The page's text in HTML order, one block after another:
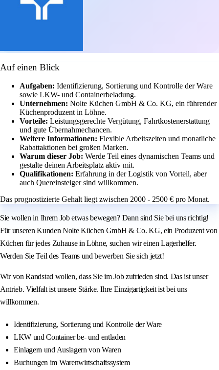
Auf einen Blick
Aufgaben: Identifizierung, Sortierung und Kontrolle der Ware
sowie LKW- und Containerbeladung.
Unternehmen: Nolte Küchen GmbH & Co. KG, ein führender
Küchenproduzent in Löhne.
Vorteile: Leistungsgerechte Vergütung, Fahrtkostenerstattung
und gute Übernahmechancen.
Weitere Informationen: Flexible Arbeitszeiten und monatliche
Rabattaktionen bei großen Marken.
Warum dieser Job: Werde Teil eines dynamischen Teams und
gestalte deinen Arbeitsplatz aktiv mit.
Qualifikationen: Erfahrung in der Logistik von Vorteil, aber
auch Quereinsteiger sind willkommen.
Das prognostizierte Gehalt liegt zwischen 2000 - 2500 € pro Monat.
Sie wollen in Ihrem Job etwas bewegen? Dann sind Sie bei uns richtig!
Für unseren Kunden Nolte Küchen GmbH & Co. KG, ein Produzent von
Küchen für jedes Zuhause in Löhne, suchen wir einen Lagerhelfer.
Werden Sie Teil des Teams und bewerben Sie sich jetzt!
Wir von Randstad wollen, dass Sie im Job zufrieden sind. Das ist unser
Antrieb. Vielfalt ist unsere Stärke. Ihre Einzigartigkeit ist bei uns
willkommen.
Identifizierung, Sortierung und Kontrolle der Ware
LKW und Container be- und entladen
Einlagern und Auslagern von Waren
Buchungen im Warenwirtschaftssystem